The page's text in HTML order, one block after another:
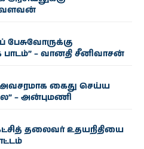
– வானதி சீனிவாசன்
கைது செய்ய
– அன்புமணி
தலைவர் உதயநிதியை